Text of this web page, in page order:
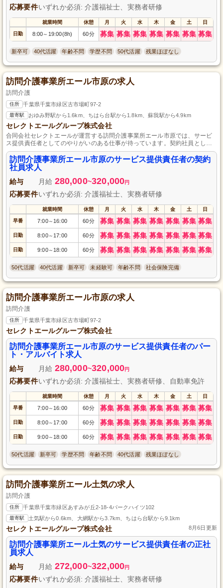
応募要件いずれか必須: 介護福祉士、実務者研修
就業時間 休憩 月 火 水 木 金 土 日
日勤 8:00～ 19:00(8h) 60分 募集 募集 募集 募集 募集 募集 募集
新卒可 40代活躍 年齢不問 学歴不問 50代活躍 残業ほぼなし
訪問介護事業所エール市原の求人
訪問介護
住所 千葉県千葉市緑区古市場町97-2
最寄駅 おゆみ野駅から1.6km、ちはら台駅から1.8km、蘇我駅から4.9km
セレクトエールグループ株式会社
合同会社セレクトエールが運営する訪問介護事業所エール市原では、サービ
ス提供責任者としてのやりがいのある仕事が待っています。契約社員とし
て、利用者様に寄り添ったサービスを提供し、コミュニティに貢献してみま
せんか？経験や資格がなくても、意欲と情熱があれば大歓迎です。あなたの
新しい一歩を、ここで踏み出してみませんか？
訪問介護事業所エール市原のサービス提供責任者の契約
社員求人
給与 月給 280,000~320,000円
応募要件いずれか必須: 介護福祉士、実務者研修
就業時間 休憩 月 火 水 木 金 土 日
早番 7:00～ 16:00 60分 募集 募集 募集 募集 募集 募集 募集
日勤 8:00～ 17:00 60分 募集 募集 募集 募集 募集 募集 募集
日勤 9:00～ 18:00 60分 募集 募集 募集 募集 募集 募集 募集
50代活躍 40代活躍 新卒可 未経験可 年齢不問 社会保険完備
訪問介護事業所エール市原の求人
訪問介護
住所 千葉県千葉市緑区古市場町97-2
セレクトエールグループ株式会社
訪問介護事業所エール市原のサービス提供責任者のパー
ト・アルバイト求人
給与 月給 280,000~320,000円
応募要件いずれか必須: 介護福祉士、実務者研修、自動車免許
就業時間 休憩 月 火 水 木 金 土 日
早番 7:00～ 16:00 60分 募集 募集 募集 募集 募集 募集 募集
日勤 8:00～ 17:00 60分 募集 募集 募集 募集 募集 募集 募集
日勤 9:00～ 18:00 60分 募集 募集 募集 募集 募集 募集 募集
50代活躍 新卒可 学歴不問 年齢不問 40代活躍 残業ほぼなし
訪問介護事業所エール土気の求人
訪問介護
住所 千葉県千葉市緑区あすみが丘2-18-4パークハイツ102
最寄駅 土気駅から0.6km、大網駅から3.7km、ちはら台駅から9.1km
セレクトエールグループ株式会社 8月6日更新
訪問介護事業所エール土気のサービス提供責任者の正社
員求人
給与 月給 272,000~322,000円
応募要件いずれか必須: 介護福祉士、実務者研修